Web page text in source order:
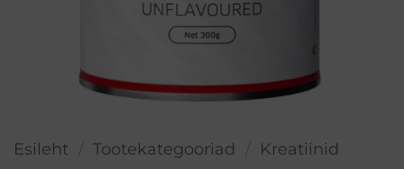
Esileht Tootekategooriad Kreatiinid